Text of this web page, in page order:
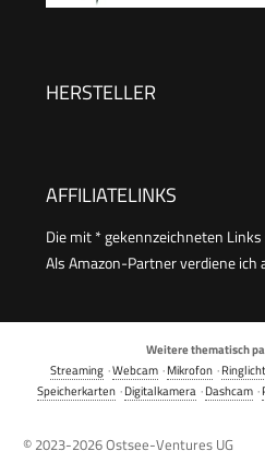
Mac, PS4, Xbox One &
HERSTELLER
AFFILIATELINKS
Die mit * gekennzeichneten
Als Amazon-Partner verdiene ich
Weitere thematisch
Streaming·Webcam·Mikrofon·Ringlicht
Speicherkarten·Digitalkamera·Dashcam·
© 2023-2026Ostsee-Ventures UG